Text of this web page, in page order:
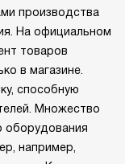
производства
На официальном
товаров
в магазине.
способную
Множество
оборудования
например,